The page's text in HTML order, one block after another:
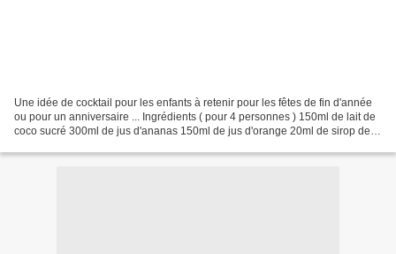
Une idée de cocktail pour les enfants à retenir pour les fêtes de fin d'année
ou pour un anniversaire ... Ingrédients ( pour 4 personnes ) 150ml de lait de
coco sucré 300ml de jus d'ananas 150ml de jus d'orange 20ml de sirop de